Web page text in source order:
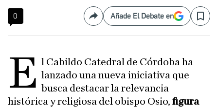
0 CompartirAñade El Debate en Save
E l Cabildo Catedral de Córdoba ha
lanzado una nueva iniciativa que
busca destacar la relevancia
histórica y religiosa del obispo Osio, figura